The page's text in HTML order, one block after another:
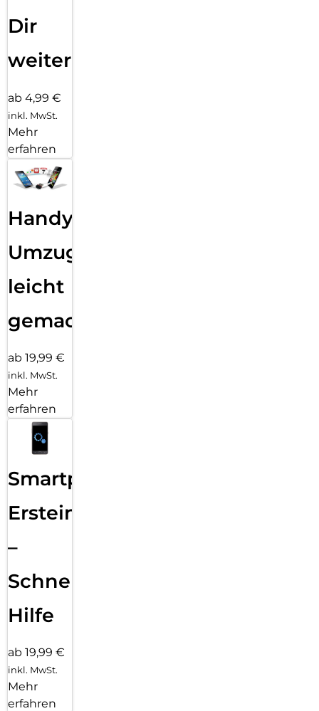
Dir
weiter
ab 4,99 €
inkl. MwSt.
Mehr
erfahren
Handy
Umzug
leicht
gemacht!
ab 19,99 €
inkl. MwSt.
Mehr
erfahren
Smartphone
Ersteinrichtung
–
Schnelle
Hilfe
ab 19,99 €
inkl. MwSt.
Mehr
erfahren